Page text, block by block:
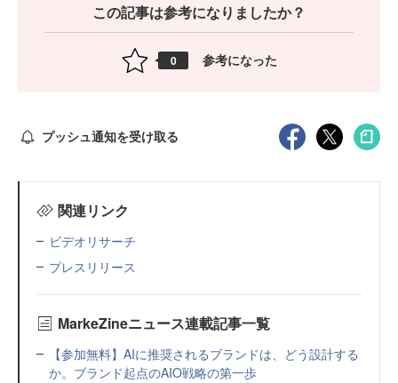
この記事は参考になりましたか？
0 参考になった
プッシュ通知を受け取る
関連リンク
ビデオリサーチ
プレスリリース
MarkeZineニュース連載記事一覧
【参加無料】AIに推奨されるブランドは、どう設計する
か。ブランド起点のAIO戦略の第一歩